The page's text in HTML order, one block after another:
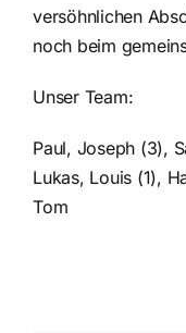
versöhnlichen
noch beim
Unser Team:
Paul, Joseph (3),
Lukas, Louis (1),
Tom